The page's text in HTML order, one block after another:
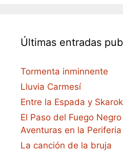
Últimas entradas
Tormenta inminnente
Lluvia Carmesí
Entre la Espada y Skarok
El Paso del Fuego
Aventuras en la
La canción de la bruja